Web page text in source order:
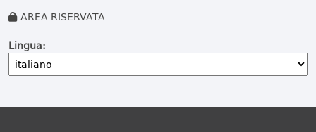
AREA RISERVATA
Lingua